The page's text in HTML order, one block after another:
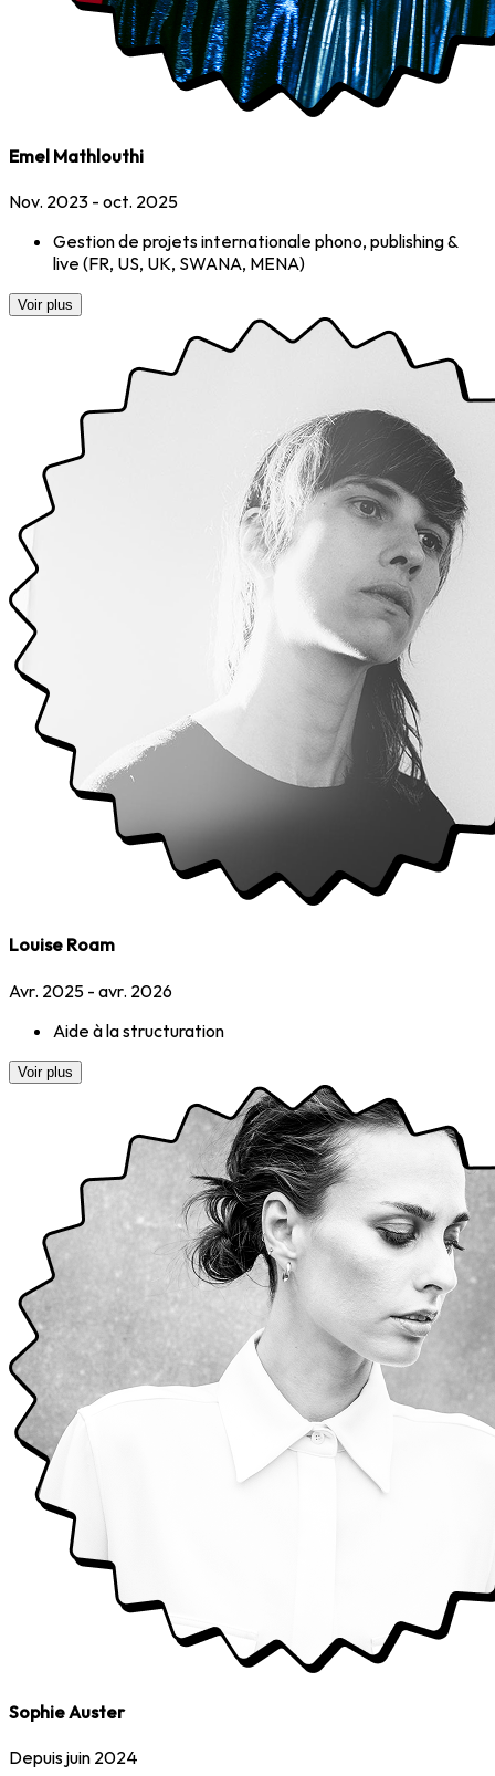
Emel Mathlouthi
Nov. 2023 - oct. 2025
Gestion de projets internationale phono, publishing &
live (FR, US, UK, SWANA, MENA)
Voir plus
Louise Roam
Avr. 2025 - avr. 2026
Aide à la structuration
Voir plus
Sophie Auster
Depuis juin 2024